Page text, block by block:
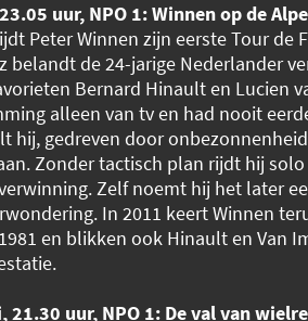
uur, NPO 1: Winnen op de
Peter Winnen zijn eerste Tour de
belandt de 24-jarige Nederlander
Bernard Hinault en Lucien
alleen van tv en had nooit
hij, gedreven door
Zonder tactisch plan rijdt hij solo
Zelf noemt hij het later
In 2011 keert Winnen
en blikken ook Hinault en Van
21.30 uur, NPO 1: De val van